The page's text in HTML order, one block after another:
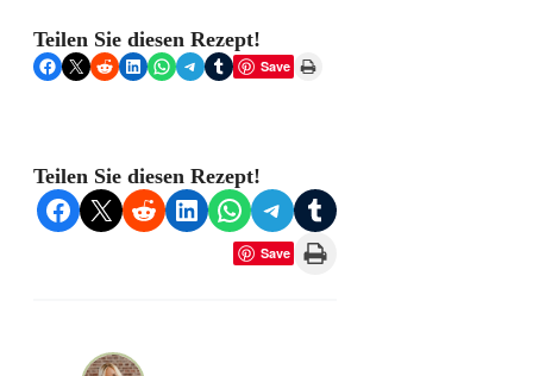
Teilen Sie diesen Rezept!
Share on Facebook
Share on X Share on RedditShare on LinkedIn
Share on WhatsApp
Share on Telegram
Share on TumblrSave Print this Page
Teilen Sie diesen Rezept!
Share on Facebook
Share on X Share on RedditShare on LinkedIn
Share on WhatsApp
Share on Telegram
Share on Tumblr
Save Print this Page